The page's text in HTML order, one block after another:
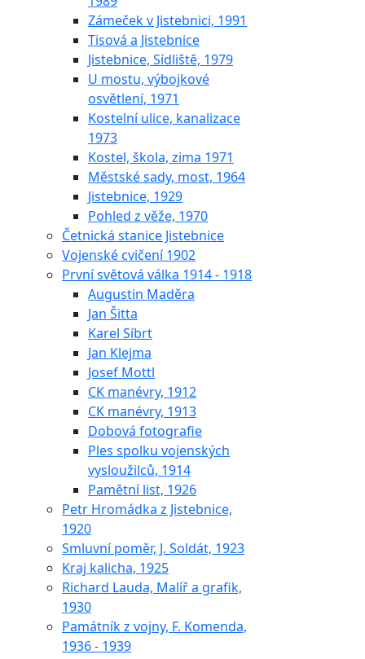
Zámeček v Jistebnici, 1991
Tisová a Jistebnice
Jistebnice, Sídliště, 1979
U mostu, výbojkové
osvětlení, 1971
Kostelní ulice, kanalizace
1973
Kostel, škola, zima 1971
Městské sady, most, 1964
Jistebnice, 1929
Pohled z věže, 1970
Četnická stanice Jistebnice
Vojenské cvičení 1902
První světová válka 1914 - 1918
Augustin Maděra
Jan Šitta
Karel Síbrt
Jan Klejma
Josef Mottl
CK manévry, 1912
CK manévry, 1913
Dobová fotografie
Ples spolku vojenských
vysloužilců, 1914
Pamětní list, 1926
Petr Hromádka z Jistebnice,
1920
Smluvní poměr, J. Soldát, 1923
Kraj kalicha, 1925
Richard Lauda, Malíř a grafik,
1930
Památník z vojny, F. Komenda,
1936 - 1939